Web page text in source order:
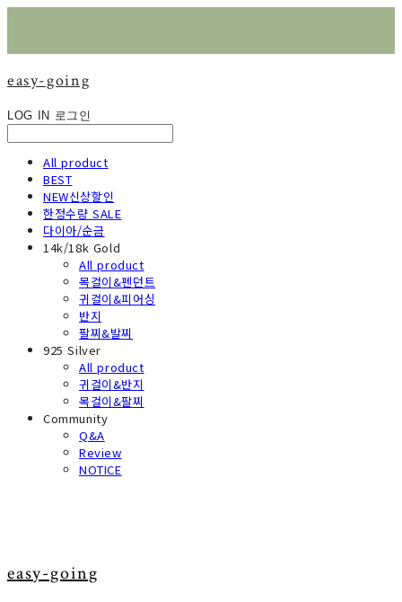
easy-going
LOG IN 로그인
All product
BEST
NEW신상할인
한정수량 SALE
다이아/순금
14k/18k Gold
All product
목걸이&펜던트
귀걸이&피어싱
반지
팔찌&발찌
925 Silver
All product
귀걸이&반지
목걸이&팔찌
Community
Q&A
Review
NOTICE
easy-going